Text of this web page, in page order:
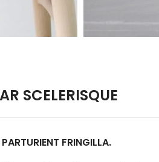
SCELERISQUE
PARTURIENT FRINGILLA.